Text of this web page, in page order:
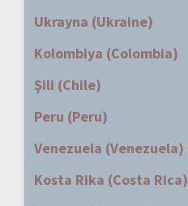
Ukrayna (Ukraine)
Kolombiya (Colombia)
Şili (Chile)
Peru (Peru)
Venezuela (Venezuela)
Kosta Rika (Costa Rica)